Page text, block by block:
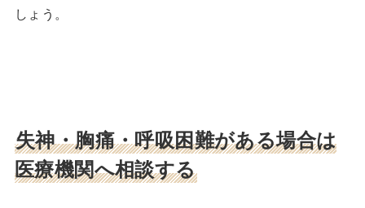
しょう。
失神・胸痛・呼吸困難がある場合は
医療機関へ相談する